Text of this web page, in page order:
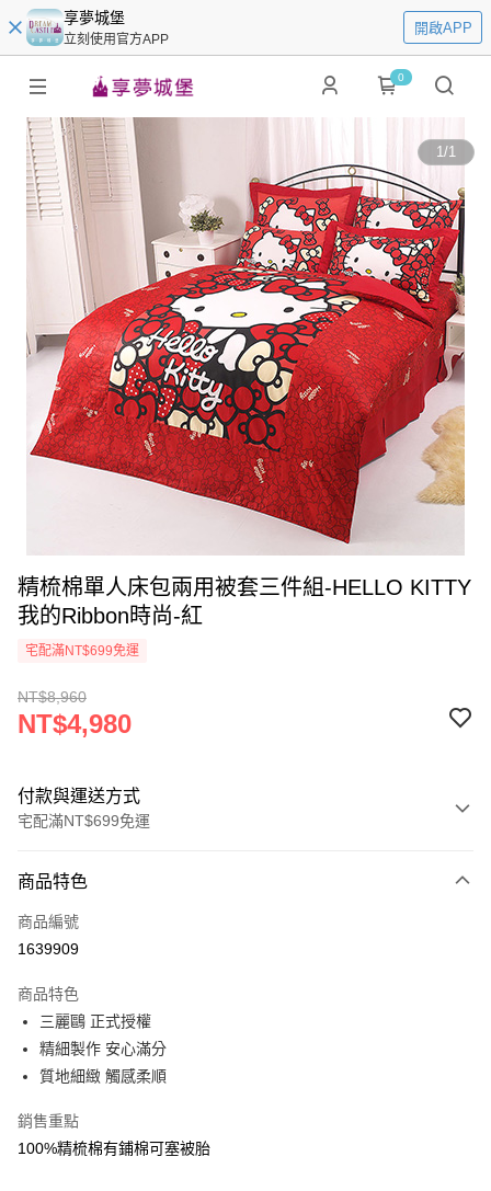
享夢城堡
立刻使用官方APP
開啟APP
0
1/1
精梳棉單人床包兩用被套三件組-HELLO KITTY
我的Ribbon時尚-紅
宅配滿NT$699免運
NT$8,960
NT$4,980
付款與運送方式
宅配滿NT$699免運
信用卡一次付款
LINE Pay
街口支付
悠遊付
ATM付款
商品特色
商品編號
1639909
商品特色
三麗鷗 正式授權
精細製作 安心滿分
質地細緻 觸感柔順
銷售重點
100%精梳棉有鋪棉可塞被胎